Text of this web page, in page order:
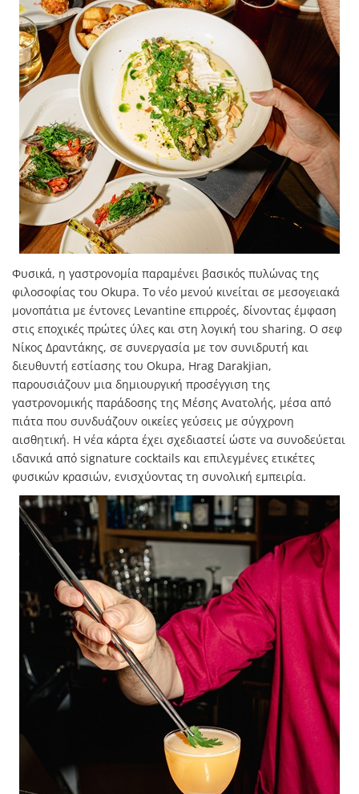
Φυσικά, η γαστρονομία παραμένει βασικός πυλώνας της
φιλοσοφίας του Okupa. Το νέο μενού κινείται σε μεσογειακά
μονοπάτια με έντονες Levantine επιρροές, δίνοντας έμφαση
στις εποχικές πρώτες ύλες και στη λογική του sharing. Ο σεφ
Νίκος Δραντάκης, σε συνεργασία με τον συνιδρυτή και
διευθυντή εστίασης του Okupa, Hrag Darakjian,
παρουσιάζουν μια δημιουργική προσέγγιση της
γαστρονομικής παράδοσης της Μέσης Ανατολής, μέσα από
πιάτα που συνδυάζουν οικείες γεύσεις με σύγχρονη
αισθητική. Η νέα κάρτα έχει σχεδιαστεί ώστε να συνοδεύεται
ιδανικά από signature cocktails και επιλεγμένες ετικέτες
φυσικών κρασιών, ενισχύοντας τη συνολική εμπειρία.